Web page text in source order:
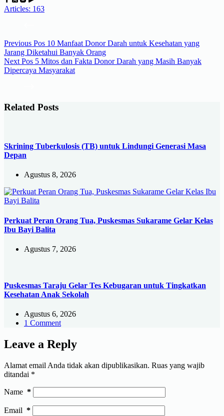
Articles: 163
Previous Pos 10 Manfaat Donor Darah untuk Kesehatan yang
Jarang Diketahui Banyak Orang
NextPos 5 Mitos dan Fakta Donor Darah yang Masih Banyak
Dipercaya Masyarakat
Related Posts
Skrining Tuberkulosis (TB) untuk Lindungi Generasi Masa
Depan
Agustus 8, 2026
Perkuat Peran Orang Tua, Puskesmas Sukarame Gelar Kelas
Ibu Bayi Balita
Agustus 7, 2026
Puskesmas Taraju Gelar Tes Kebugaran untuk Tingkatkan
Kesehatan Anak Sekolah
Agustus 6, 2026
1 Comment
Leave a Reply
Alamat email Anda tidak akan dipublikasikan. Ruas yang wajib
ditandai *
Name *
Email *